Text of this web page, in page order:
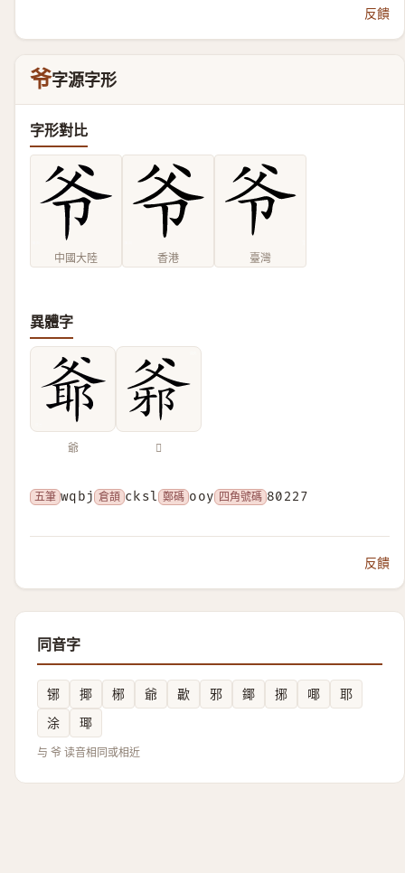
反饋
爷字源字形
字形對比
中國大陸 香港 臺灣
異體字
爺 𤕓
五筆 wqbj 倉頡 cksl 鄭碼 ooy 四角號碼 80227
反饋
同音字
铘 揶 㭨 爺 㱌 邪 鎁 捓 㖿
耶
涂
瑘
与 爷 读音相同或相近